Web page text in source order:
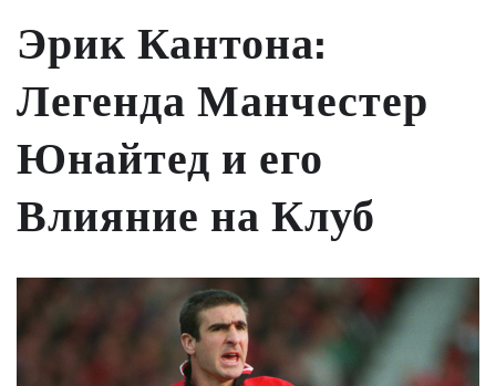
Эрик Кантона:
Легенда Манчестер
Юнайтед и его
Влияние на Клуб